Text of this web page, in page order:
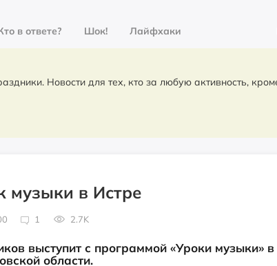
в ответе? Шок! Лайфхаки
для тех, кто за любую активность, кроме
музыки в Истре
1 2.7K
выступит с программой «Уроки музыки» в
области.